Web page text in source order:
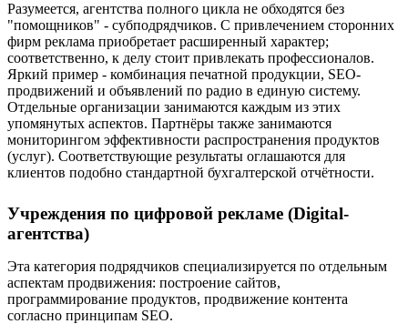
Разумеется, агентства полного цикла не обходятся без
"помощников" - субподрядчиков. С привлечением сторонних
фирм реклама приобретает расширенный характер;
соответственно, к делу стоит привлекать профессионалов.
Яркий пример - комбинация печатной продукции, SEO-
продвижений и объявлений по радио в единую систему.
Отдельные организации занимаются каждым из этих
упомянутых аспектов. Партнёры также занимаются
мониторингом эффективности распространения продуктов
(услуг). Соответствующие результаты оглашаются для
клиентов подобно стандартной бухгалтерской отчётности.
Учреждения по цифровой рекламе (Digital-
агентства)
Эта категория подрядчиков специализируется по отдельным
аспектам продвижения: построение сайтов,
программирование продуктов, продвижение контента
согласно принципам SEO.